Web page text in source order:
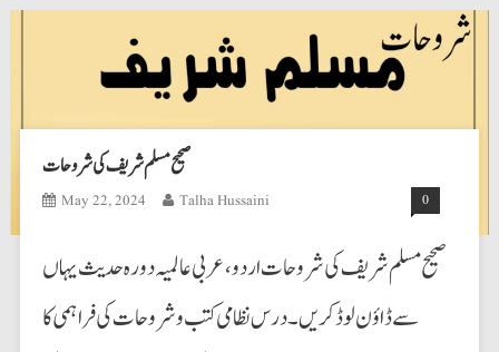
صحیح مسلم شریف کی شروحات
May 22, 2024 Talha Hussaini 0
سے ڈاؤن لوڈ کریں۔ درس نظامی کتب وشروحات کی فراہمی کا